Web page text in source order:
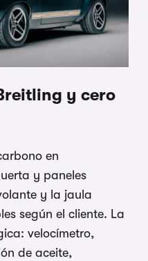
y cero
en
y paneles
y la jaula
según el cliente. La
velocímetro,
de aceite,